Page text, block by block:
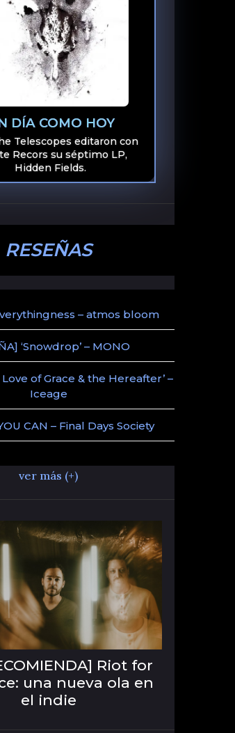
DÍA COMO HOY
Telescopes editaron con
Recors su séptimo LP,
Hidden Fields.
RESEÑAS
– atmos bloom
‘Snowdrop’ – MONO
Love of Grace & the Hereafter’ –
Iceage
CAN – Final Days Society
ver más (+)
Riot for
una nueva ola en
el indie